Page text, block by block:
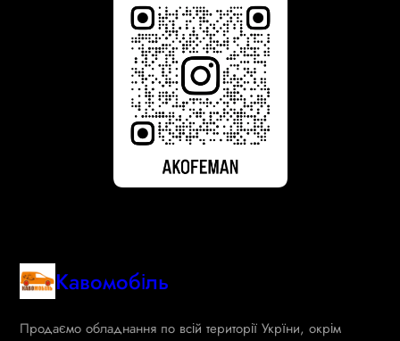
Кавомобіль
Продаємо обладнання по всій території Укрїни, окрім